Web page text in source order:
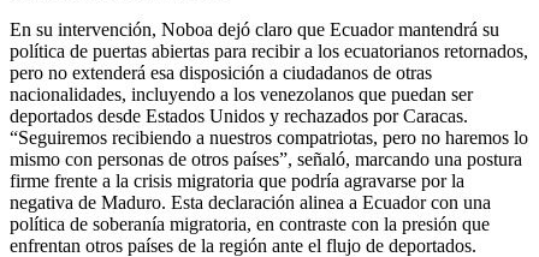
En su intervención, Noboa dejó claro que Ecuador mantendrá su
política de puertas abiertas para recibir a los ecuatorianos retornados,
pero no extenderá esa disposición a ciudadanos de otras
nacionalidades, incluyendo a los venezolanos que puedan ser
deportados desde Estados Unidos y rechazados por Caracas.
“Seguiremos recibiendo a nuestros compatriotas, pero no haremos lo
mismo con personas de otros países”, señaló, marcando una postura
firme frente a la crisis migratoria que podría agravarse por la
negativa de Maduro. Esta declaración alinea a Ecuador con una
política de soberanía migratoria, en contraste con la presión que
enfrentan otros países de la región ante el flujo de deportados.